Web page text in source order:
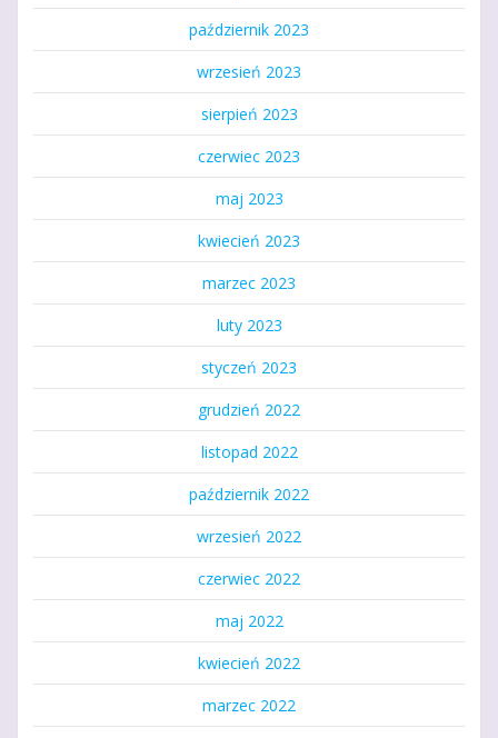
październik 2023
wrzesień 2023
sierpień 2023
czerwiec 2023
maj 2023
kwiecień 2023
marzec 2023
luty 2023
styczeń 2023
grudzień 2022
listopad 2022
październik 2022
wrzesień 2022
czerwiec 2022
maj 2022
kwiecień 2022
marzec 2022